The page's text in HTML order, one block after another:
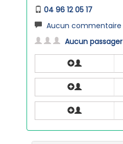
04 96 12 05 17
Aucun commentaire
Aucun passager